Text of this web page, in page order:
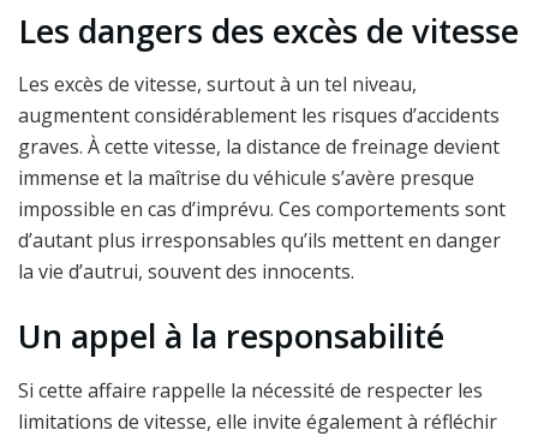
Les dangers des excès de vitesse
Les excès de vitesse, surtout à un tel niveau,
augmentent considérablement les risques d’accidents
graves. À cette vitesse, la distance de freinage devient
immense et la maîtrise du véhicule s’avère presque
impossible en cas d’imprévu. Ces comportements sont
d’autant plus irresponsables qu’ils mettent en danger
la vie d’autrui, souvent des innocents.
Un appel à la responsabilité
Si cette affaire rappelle la nécessité de respecter les
limitations de vitesse, elle invite également à réfléchir